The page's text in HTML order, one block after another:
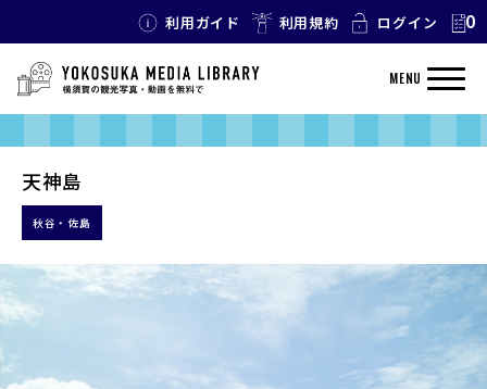
利用ガイド 利用規約 ログイン 0
MENU
天神島
秋谷・佐島